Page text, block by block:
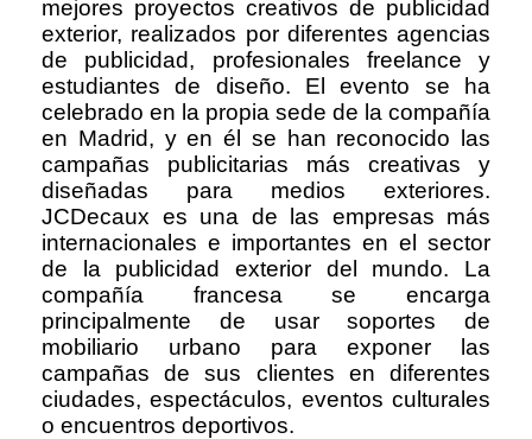
mejores proyectos creativos de publicidad
exterior, realizados por diferentes agencias
de publicidad, profesionales freelance y
estudiantes de diseño. El evento se ha
celebrado en la propia sede de la compañía
en Madrid, y en él se han reconocido las
campañas publicitarias más creativas y
diseñadas para medios exteriores.
JCDecaux es una de las empresas más
internacionales e importantes en el sector
de la publicidad exterior del mundo. La
compañía francesa se encarga
principalmente de usar soportes de
mobiliario urbano para exponer las
campañas de sus clientes en diferentes
ciudades, espectáculos, eventos culturales
o encuentros deportivos.